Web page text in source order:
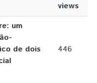
views
um
de dois
446